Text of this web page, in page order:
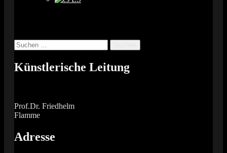
Suchen
nach:
Künstlerische Leitung
Prof.Dr. Friedhelm
Flamme
Adresse